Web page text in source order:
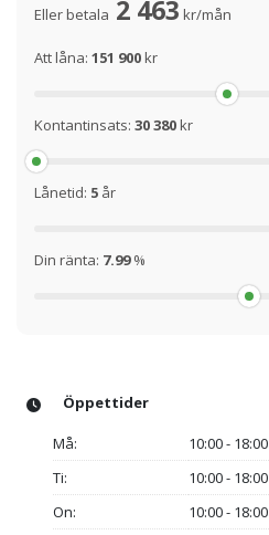
Eller betala 2 463 kr/mån
Att låna: 151 900kr
Kontantinsats: 30 380kr
Lånetid: 5 år
Din ränta: 7.99%
Öppettider
Må:
10:00 - 18:00
Ti:
10:00 - 18:00
On:
10:00 - 18:00